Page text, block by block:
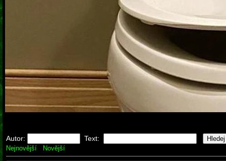
Autor: Text:
Nejnovější Novější